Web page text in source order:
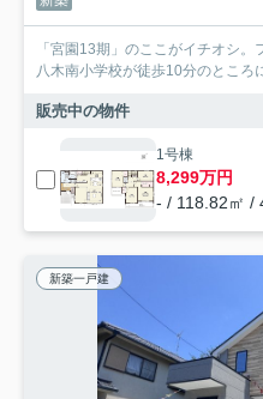
「宮園13期」のここがイチオシ
八木南小学校が徒歩10分のところ
販売中の物件
1号棟
8,299万円
- / 118.82㎡ /
新築一戸建